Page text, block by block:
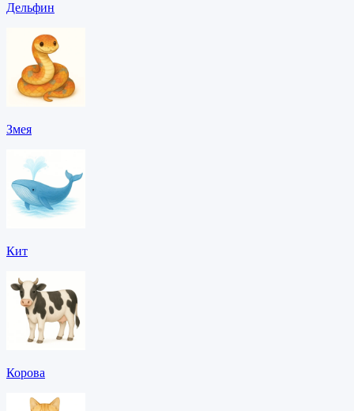
Дельфин
Змея
Кит
Корова